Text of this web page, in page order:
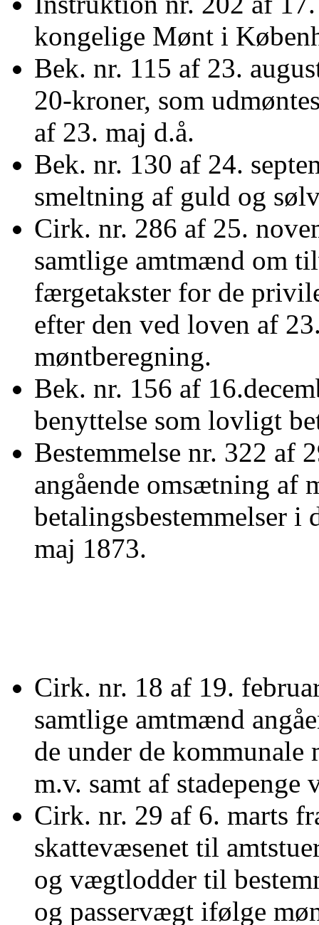
kongelige Mønt i
Bek. nr. 115 af 23.
20-kroner, som
af 23. maj d.å.
Bek. nr. 130 af 24.
smeltning af guld og
Cirk. nr. 286 af 25.
samtlige amtmænd om
færgetakster for de
efter den ved loven af
møntberegning.
Bek. nr. 156 af
benyttelse som lovligt
Bestemmelse nr. 322 af
angående omsætning af
betalingsbestemmelser
maj 1873.
Cirk. nr. 18 af 19.
samtlige amtmænd
de under de kommunale
m.v. samt af
Cirk. nr. 29 af 6. marts
skattevæsenet til
og vægtlodder til
og passervægt ifølge